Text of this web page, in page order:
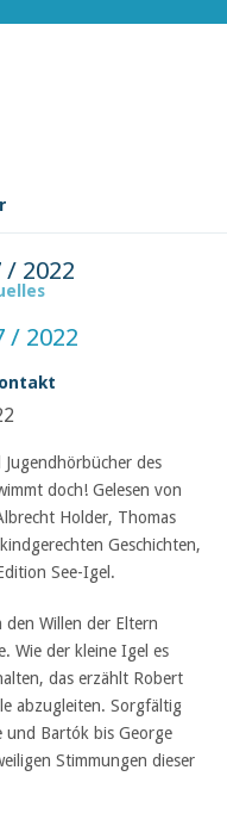
2022
2022
des
doch! Gelesen von
Holder, Thomas
Geschichten,
See-Igel.
Willen der Eltern
Wie der kleine Igel es
das erzählt Robert
abzugleiten. Sorgfältig
und Bartók bis George
Stimmungen dieser